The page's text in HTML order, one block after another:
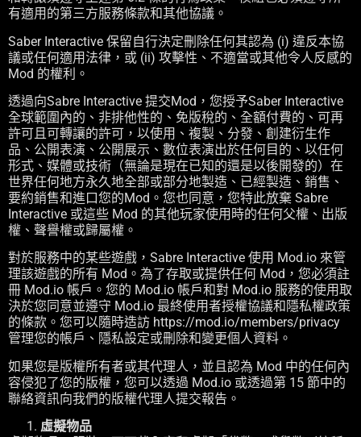
有適用的第三方服務條款和其他協議。
Saber Interactive 保留自行決定刪除任何其認為 (i) 違反本協
議或任何適用法律，或 (ii) 攻擊性、不適當或其他令人反感的
Mod 的權利。
透過向Sabre Interactive 提交Mod，您授予Saber Interactive
全球範圍內的、非排他性的、免版稅的、全額付費的、可再
許可且可轉讓的許可，以使用、複製、分發、創建衍生作
品、公開表演、公開展示、數位表演出於任何目的、以任何
形式、媒體或技術（無論是現在已知的還是以後開發的）在
世界任何地方永久地全部或部分地製造、已經製造、銷售、
要約銷售和進口您的Mod。您也同意，您特此放棄 Sabre
Interactive 或這些 Mod 的其他玩家使用時的任何父權、出版
權、聲譽權或歸屬權。
對於服務中的某些遊戲，Sabre Interactive 使用 Mod.io 來管
理該遊戲的所有 Mod。為了存取或提供任何 Mod，您必須註
冊 Mod.io 帳戶。您的 Mod.io 帳戶和對 Mod.io 服務的使用取
決於您同意並遵守 Mod.io 最終使用者授權協議和隱私權政策
的條款。您可以隨時造訪 https://mod.io/members/privacy
管理您的帳戶、隱私設定或刪除和變更個人資料。
如果您是版權所有者或其代理人，並且認為 Mod 中的任何內
容侵犯了您的版權，您可以透過 Mod.io 或透過第 15 節中的
聯絡資訊向我們的版權代理人提交報告。
虛擬物品